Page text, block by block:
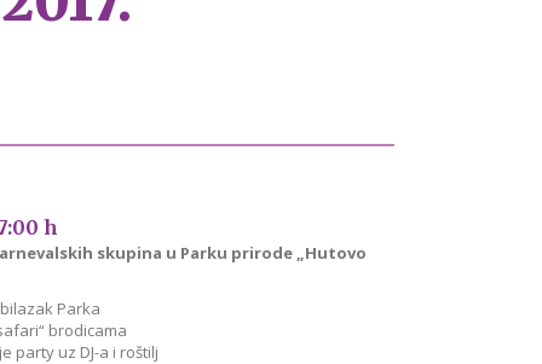
h
skupina u Parku prirode „Hutovo
Parka
brodicama
party uz DJ-a i roštilj